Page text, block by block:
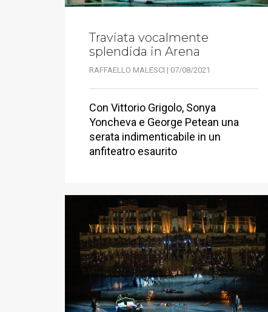
Traviata vocalmente
splendida in Arena
RAFFAELLO MALESCI | 07/08/2021
Con Vittorio Grigolo, Sonya
Yoncheva e George Petean una
serata indimenticabile in un
anfiteatro esaurito